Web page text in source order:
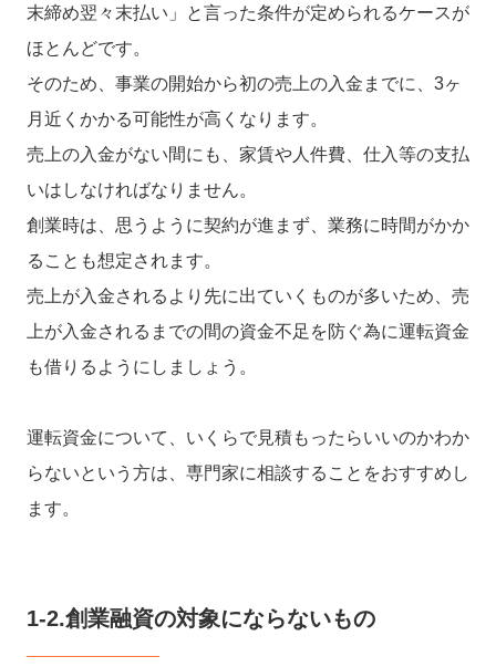
末締め翌々末払い」と言った条件が定められるケースが
ほとんどです。
そのため、事業の開始から初の売上の入金までに、3ヶ
月近くかかる可能性が高くなります。
売上の入金がない間にも、家賃や人件費、仕入等の支払
いはしなければなりません。
創業時は、思うように契約が進まず、業務に時間がかか
ることも想定されます。
売上が入金されるより先に出ていくものが多いため、売
上が入金されるまでの間の資金不足を防ぐ為に運転資金
も借りるようにしましょう。
運転資金について、いくらで見積もったらいいのかわか
らないという方は、専門家に相談することをおすすめし
ます。
1-2.創業融資の対象にならないもの